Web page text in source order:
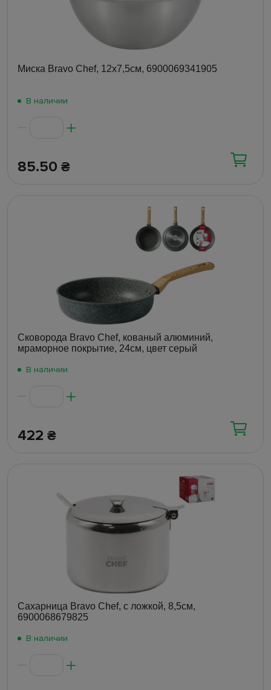
Миска Bravo Chef, 12x7,5см, 6900069341905
В наличии
85.50 ₴
Сковорода Bravo Chef, кованый алюминий,
мраморное покрытие, 24см, цвет серый
В наличии
422 ₴
Сахарница Bravo Chef, с ложкой, 8,5см,
6900068679825
В наличии